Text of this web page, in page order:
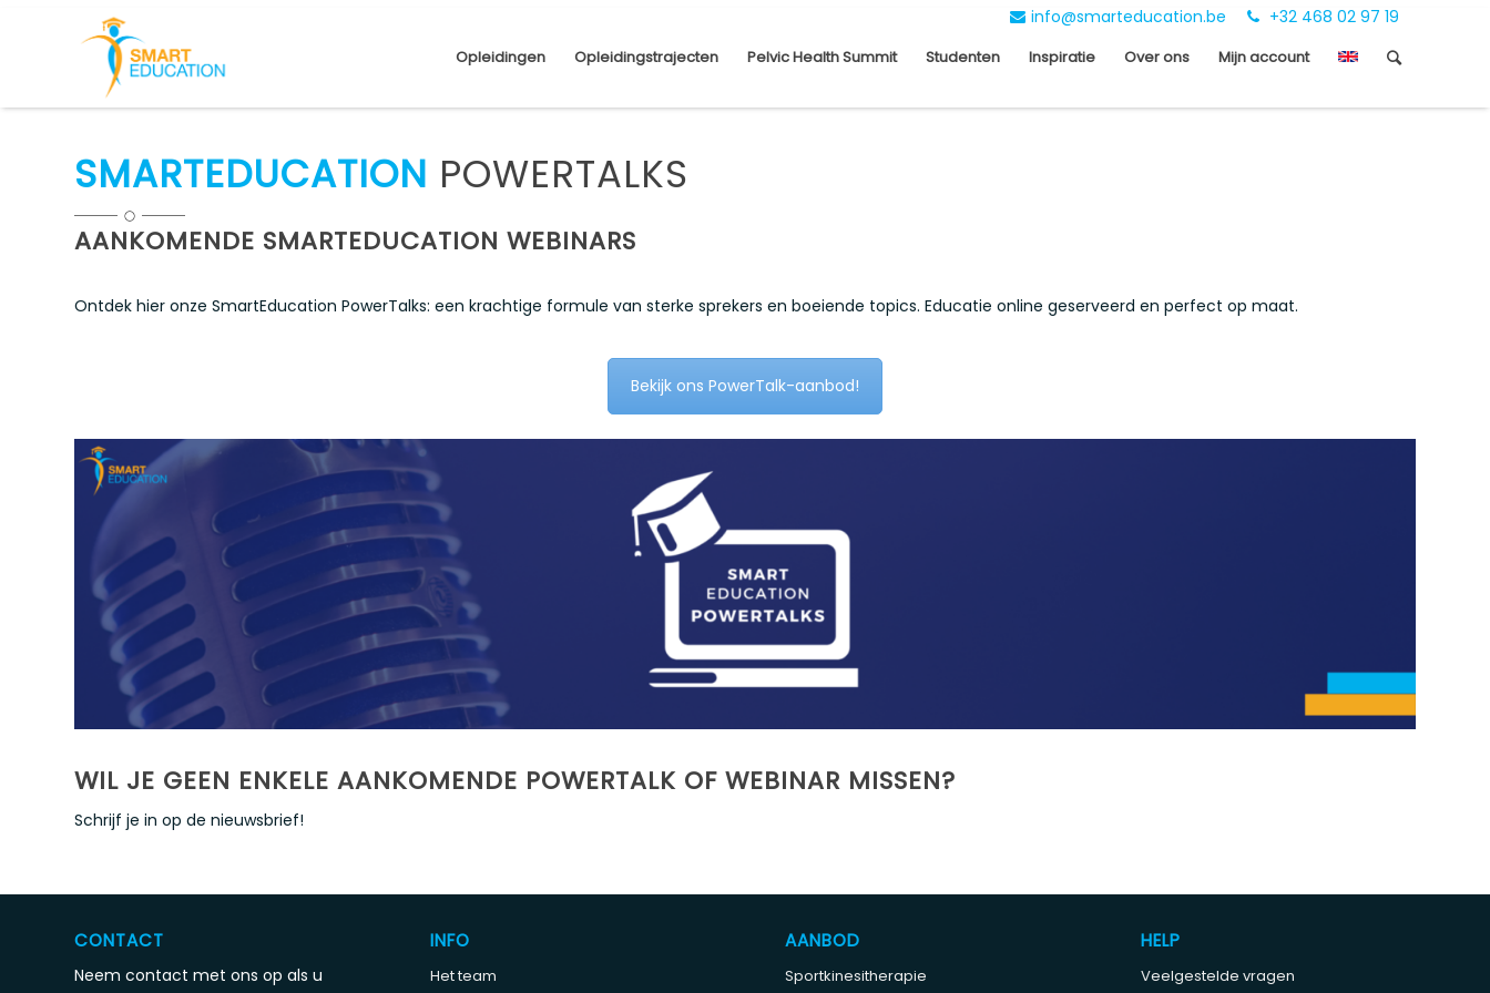
info@smarteducation.be +32 468 02 97 19
Opleidingen Opleidingstrajecten Pelvic Health Summit Studenten Inspiratie Over ons Mijn account
SMARTEDUCATION POWERTALKS
AANKOMENDE SMARTEDUCATION WEBINARS
Ontdek hier onze SmartEducation PowerTalks: een krachtige formule van sterke sprekers en boeiende topics. Educatie online geserveerd en perfect op maat.
Bekijk ons PowerTalk-aanbod!
WIL JE GEEN ENKELE AANKOMENDE POWERTALK OF WEBINAR MISSEN?
Schrijf je in op de nieuwsbrief!
CONTACT
Neem contact met ons op als u
INFO
Het team
AANBOD
Sportkinesitherapie
HELP
Veelgestelde vragen